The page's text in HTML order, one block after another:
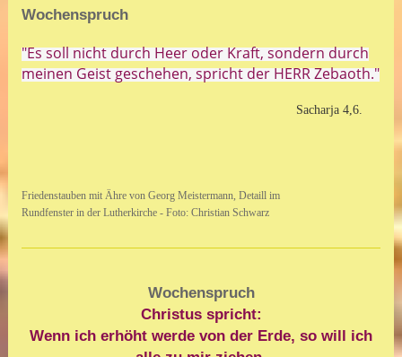
Wochenspruch
"Es soll nicht durch Heer oder Kraft, sondern durch
meinen Geist geschehen, spricht der HERR Zebaoth."
Sacharja 4,6.
Friedenstauben mit Ähre von Georg Meistermann, Detaill im
Rundfenster in der Lutherkirche - Foto: Christian Schwarz
Wochenspruch
Christus spricht:
Wenn ich erhöht werde von der Erde, so will ich